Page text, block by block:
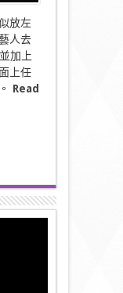
放左
人去
加上
上任
Read